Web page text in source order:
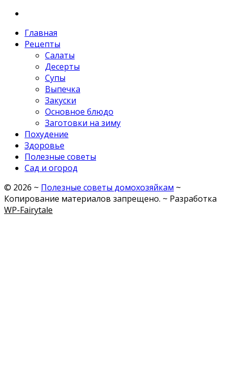
Главная
Рецепты
Салаты
Десерты
Супы
Выпечка
Закуски
Основное блюдо
Заготовки на зиму
Похудение
Здоровье
Полезные советы
Сад и огород
© 2026 ~ Полезные советы домохозяйкам ~
Копирование материалов запрещено. ~ Разработка
WP-Fairytale